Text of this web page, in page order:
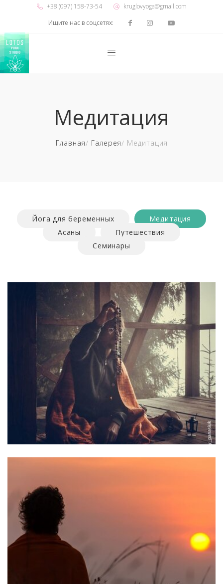
+38 (097) 158-73-54
kruglovyoga@gmail.com
Ищите нас в соцсетях:
Медитация
Главная Галерея Медитация
Йога для беременных
Медитация
Асаны
Путешествия
Семинары